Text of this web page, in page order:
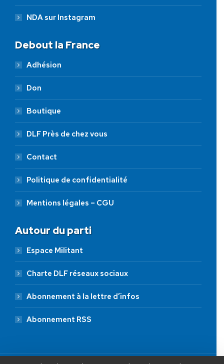
NDA sur Instagram
Debout la France
Adhésion
Don
Boutique
DLF Près de chez vous
Contact
Politique de confidentialité
Mentions légales – CGU
Autour du parti
Espace Militant
Charte DLF réseaux sociaux
Abonnement à la lettre d’infos
Abonnement RSS
JE FAIS UN DON À DLF